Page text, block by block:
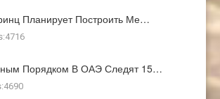
Планирует Построить Ме…
Порядком В ОАЭ Следят 15…